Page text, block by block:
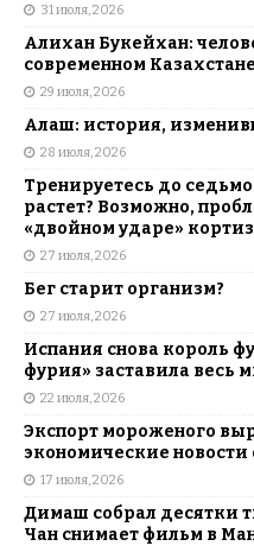
31 июля, 2026
Алихан Букейхан:
современном Казахстане
29 июля, 2026
Алаш: история,
28 июля, 2026
Тренируетесь до
растет? Возможно,
«двойном ударе»
27 июля, 2026
Бег старит организм?
27 июля, 2026
Испания снова король
фурия» заставила весь
22 июля, 2026
Экспорт мороженого
экономические
17 июля, 2026
Димаш собрал десятки
Чан снимает фильм в